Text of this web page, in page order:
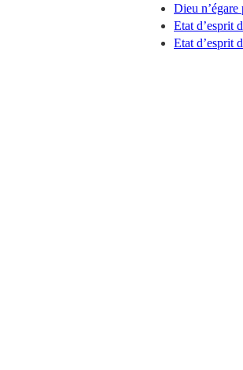
Dieu
Etat d’esprit
Etat d’esprit